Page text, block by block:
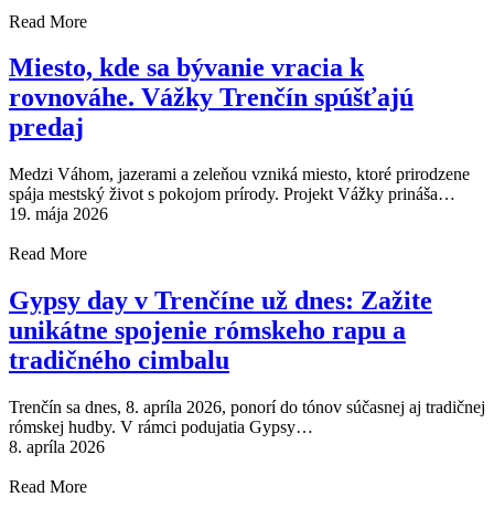
Read More
Miesto, kde sa bývanie vracia k
rovnováhe. Vážky Trenčín spúšťajú
predaj
Medzi Váhom, jazerami a zeleňou vzniká miesto, ktoré prirodzene
spája mestský život s pokojom prírody. Projekt Vážky prináša…
19. mája 2026
Read More
Gypsy day v Trenčíne už dnes: Zažite
unikátne spojenie rómskeho rapu a
tradičného cimbalu
Trenčín sa dnes, 8. apríla 2026, ponorí do tónov súčasnej aj tradičnej
rómskej hudby. V rámci podujatia Gypsy…
8. apríla 2026
Read More